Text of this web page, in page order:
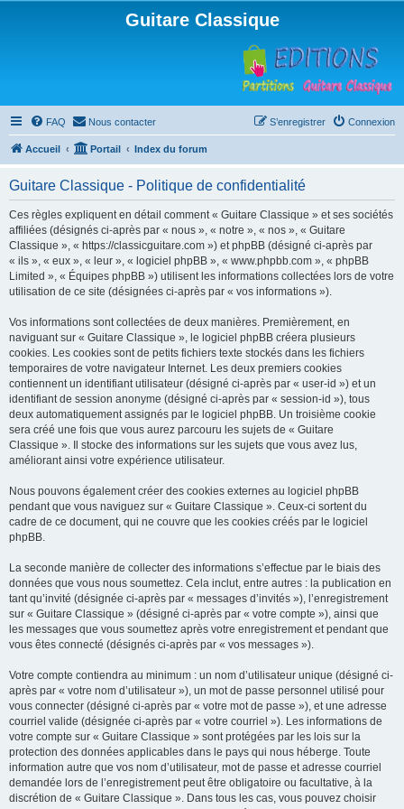
Guitare Classique
FAQ Nous contacter Connexion
S’enregistrer
Accueil Portail Index du forum
Guitare Classique - Politique de confidentialité
Ces règles expliquent en détail comment « Guitare Classique » et ses sociétés
affiliées (désignés ci-après par « nous », « notre », « nos », « Guitare
Classique », « https://classicguitare.com ») et phpBB (désigné ci-après par
« ils », « eux », « leur », « logiciel phpBB », « www.phpbb.com », « phpBB
Limited », « Équipes phpBB ») utilisent les informations collectées lors de votre
utilisation de ce site (désignées ci-après par « vos informations »).
Vos informations sont collectées de deux manières. Premièrement, en
naviguant sur « Guitare Classique », le logiciel phpBB créera plusieurs
cookies. Les cookies sont de petits fichiers texte stockés dans les fichiers
temporaires de votre navigateur Internet. Les deux premiers cookies
contiennent un identifiant utilisateur (désigné ci-après par « user-id ») et un
identifiant de session anonyme (désigné ci-après par « session-id »), tous
deux automatiquement assignés par le logiciel phpBB. Un troisième cookie
sera créé une fois que vous aurez parcouru les sujets de « Guitare
Classique ». Il stocke des informations sur les sujets que vous avez lus,
améliorant ainsi votre expérience utilisateur.
Nous pouvons également créer des cookies externes au logiciel phpBB
pendant que vous naviguez sur « Guitare Classique ». Ceux-ci sortent du
cadre de ce document, qui ne couvre que les cookies créés par le logiciel
phpBB.
La seconde manière de collecter des informations s’effectue par le biais des
données que vous nous soumettez. Cela inclut, entre autres : la publication en
tant qu’invité (désignée ci-après par « messages d’invités »), l’enregistrement
sur « Guitare Classique » (désigné ci-après par « votre compte »), ainsi que
les messages que vous soumettez après votre enregistrement et pendant que
vous êtes connecté (désignés ci-après par « vos messages »).
Votre compte contiendra au minimum : un nom d’utilisateur unique (désigné ci-
après par « votre nom d’utilisateur »), un mot de passe personnel utilisé pour
vous connecter (désigné ci-après par « votre mot de passe »), et une adresse
courriel valide (désignée ci-après par « votre courriel »). Les informations de
votre compte sur « Guitare Classique » sont protégées par les lois sur la
protection des données applicables dans le pays qui nous héberge. Toute
information autre que vos nom d’utilisateur, mot de passe et adresse courriel
demandée lors de l’enregistrement peut être obligatoire ou facultative, à la
discrétion de « Guitare Classique ». Dans tous les cas, vous pouvez choisir